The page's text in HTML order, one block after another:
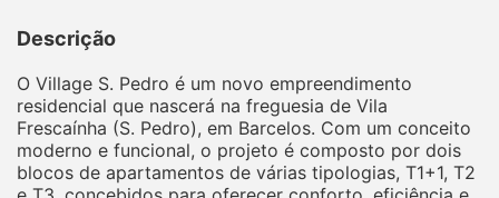
Descrição
O Village S. Pedro é um novo empreendimento
residencial que nascerá na freguesia de Vila
Frescaínha (S. Pedro), em Barcelos. Com um conceito
moderno e funcional, o projeto é composto por dois
blocos de apartamentos de várias tipologias, T1+1, T2